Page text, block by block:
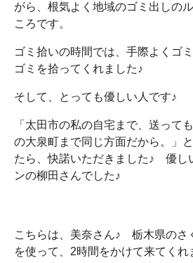
がら、根気よく地域のゴミ出しの
ころです。
ゴミ拾いの時間では、手際よくゴ
ゴミを拾ってくれました♪
そして、とっても優しい人です♪
「太田市の私の自宅まで、送っ
の大泉町まで同じ方面だから。」
たら、快諾いただきました♪ 優し
ンの柳田さんでした♪
こちらは、美奈さん♪ 栃木県のさ
を使って、2時間をかけて来てく